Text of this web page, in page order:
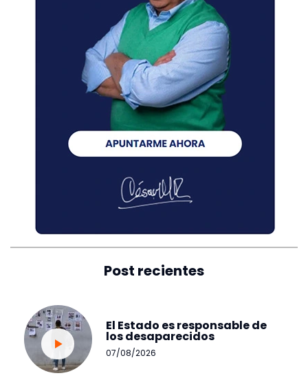
Post recientes
El Estado es responsable de
los desaparecidos
07/08/2026